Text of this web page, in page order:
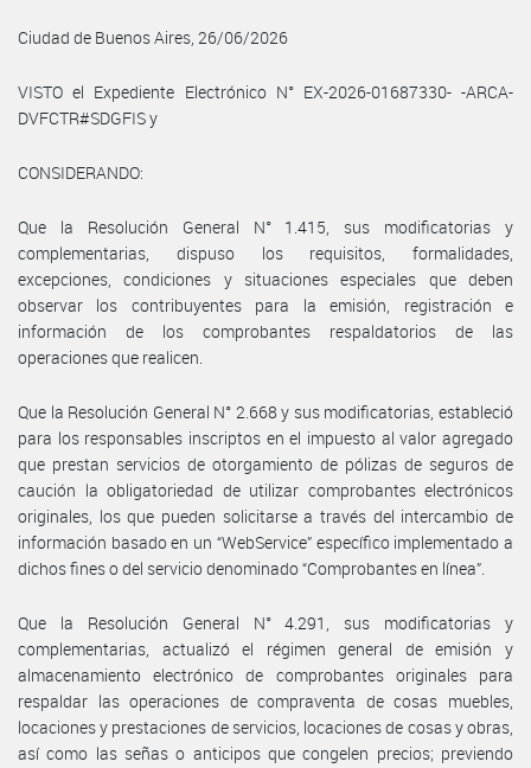
Ciudad de Buenos Aires, 26/06/2026
VISTO el Expediente Electrónico N° EX-2026-01687330- -ARCA-
DVFCTR#SDGFIS y
CONSIDERANDO:
Que la Resolución General N° 1.415, sus modificatorias y
complementarias, dispuso los requisitos, formalidades,
excepciones, condiciones y situaciones especiales que deben
observar los contribuyentes para la emisión, registración e
información de los comprobantes respaldatorios de las
operaciones que realicen.
Que la Resolución General N° 2.668 y sus modificatorias, estableció
para los responsables inscriptos en el impuesto al valor agregado
que prestan servicios de otorgamiento de pólizas de seguros de
caución la obligatoriedad de utilizar comprobantes electrónicos
originales, los que pueden solicitarse a través del intercambio de
información basado en un “WebService” específico implementado a
dichos fines o del servicio denominado “Comprobantes en línea”.
Que la Resolución General N° 4.291, sus modificatorias y
complementarias, actualizó el régimen general de emisión y
almacenamiento electrónico de comprobantes originales para
respaldar las operaciones de compraventa de cosas muebles,
locaciones y prestaciones de servicios, locaciones de cosas y obras,
así como las señas o anticipos que congelen precios; previendo